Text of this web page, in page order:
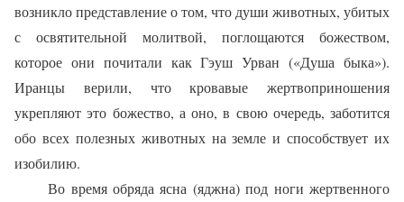
возникло представление о том, что души животных, убитых
с освятительной молитвой, поглощаются божеством,
которое они почитали как Гэуш Урван («Душа быка»).
Иранцы верили, что кровавые жертвоприношения
укрепляют это божество, а оно, в свою очередь, заботится
обо всех полезных животных на земле и способствует их
изобилию.
Во время обряда ясна (яджна) под ноги жертвенного